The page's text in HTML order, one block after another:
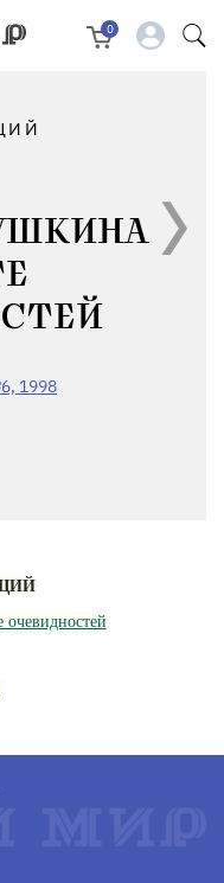
0
1998